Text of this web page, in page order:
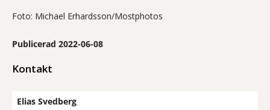
Foto: Michael Erhardsson/Mostphotos
Publicerad 2022-06-08
Kontakt
Elias Svedberg